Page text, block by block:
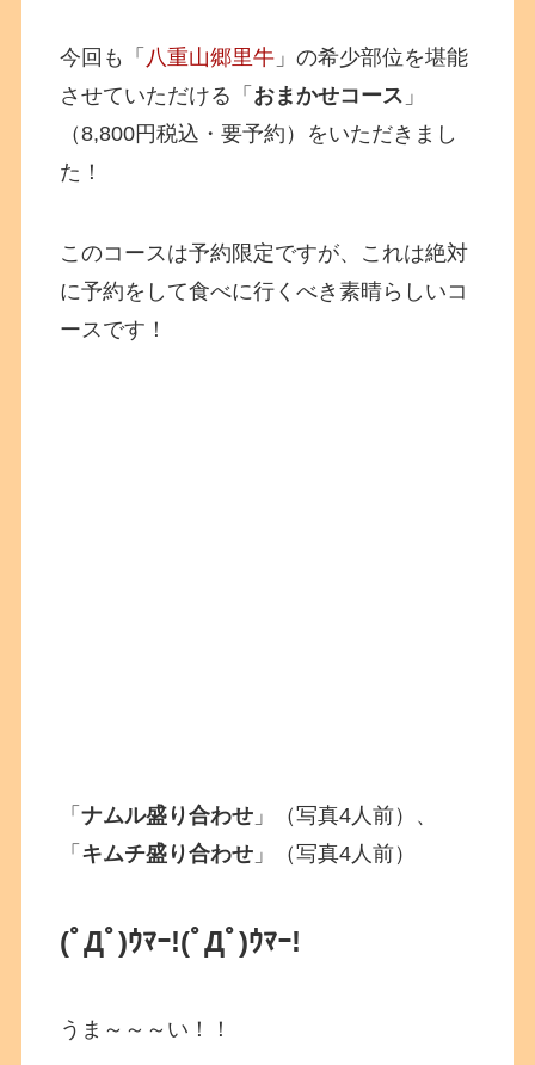
今回も「 八重山郷里牛 」の希少部位を堪能
させていただける「 おまかせコース 」
（8,800円税込・要予約）をいただきまし
た！
このコースは予約限定ですが、これは絶対
に予約をして食べに行くべき素晴らしいコ
ースです！
「ナムル盛り合わせ 」（写真4人前）、
「 キムチ盛り合わせ 」（写真4人前）
(ﾟДﾟ)ｳﾏｰ!(ﾟДﾟ)ｳﾏｰ!
うま～～～い！！